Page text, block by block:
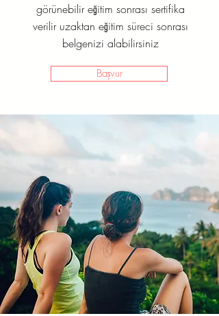
görünebilir eğitim sonrası sertifika
verilir uzaktan eğitim süreci sonrası
belgenizi alabilirsiniz
Başvur